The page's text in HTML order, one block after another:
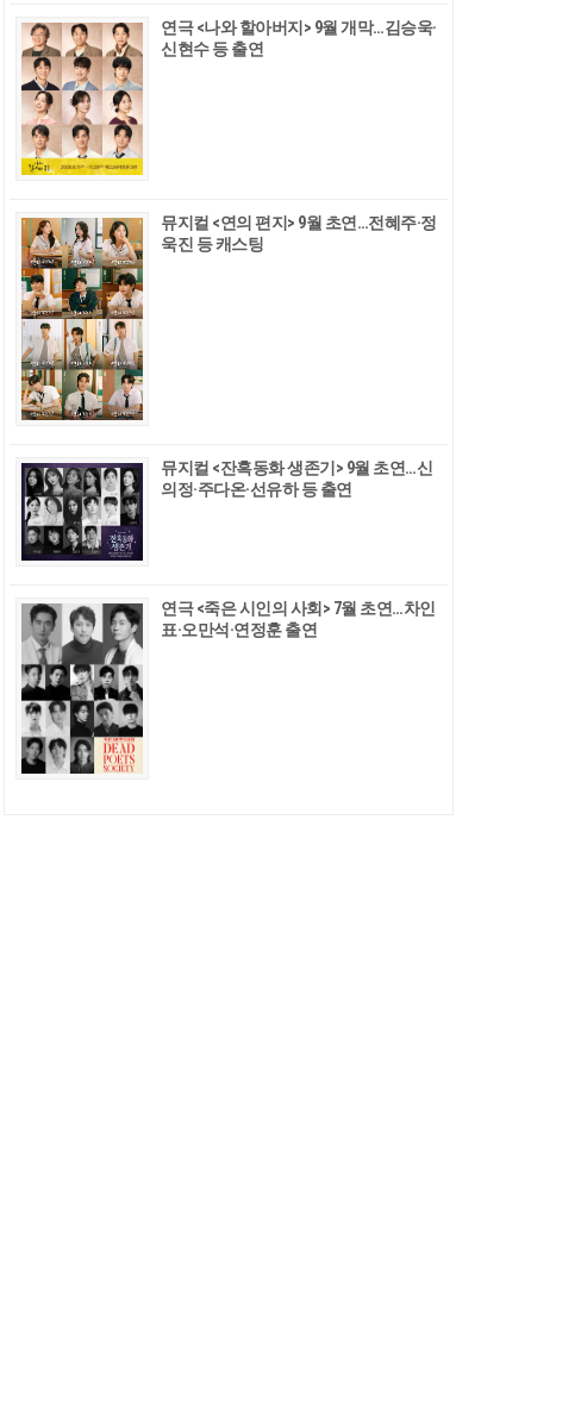
연극 <나와 할아버지> 9월 개막…김승욱·
신현수 등 출연
뮤지컬 <연의 편지> 9월 초연…전혜주·정
욱진 등 캐스팅
뮤지컬 <잔혹동화 생존기> 9월 초연…신
의정·주다온·선유하 등 출연
연극 <죽은 시인의 사회> 7월 초연…차인
표·오만석·연정훈 출연